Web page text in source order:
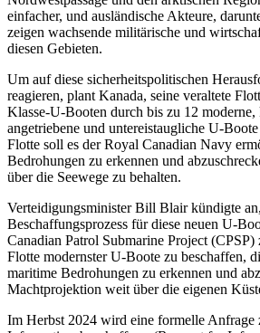
einfacher, und ausländische Akteure,
zeigen wachsende militärische und
diesen Gebieten.
Um auf diese sicherheitspolitischen
reagieren, plant Kanada, seine veraltete
Klasse-U-Booten durch bis zu 12
angetriebene und untereistaugliche U-
Flotte soll es der Royal Canadian Navy
Bedrohungen zu erkennen und
über die Seewege zu behalten.
Verteidigungsminister Bill Blair kündigte
Beschaffungsprozess für diese neuen U-
Canadian Patrol Submarine Project (CPSP)
Flotte modernster U-Boote zu beschaffen,
maritime Bedrohungen zu erkennen und
Machtprojektion weit über die eigenen
Im Herbst 2024 wird eine formelle Anfrage